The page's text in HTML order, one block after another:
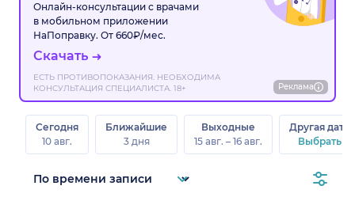
Онлайн-консультации с врачами
в мобильном приложении
НаПоправку. От 660₽/мес.
Скачать
ЕСТЬ ПРОТИВОПОКАЗАНИЯ. НЕОБХОДИМА
КОНСУЛЬТАЦИЯ СПЕЦИАЛИСТА. 18+
Реклама
Сегодня
10 авг.
Ближайшие
3 дня
Выходные
15 авг. – 16 авг.
Другая дата
Выбрать